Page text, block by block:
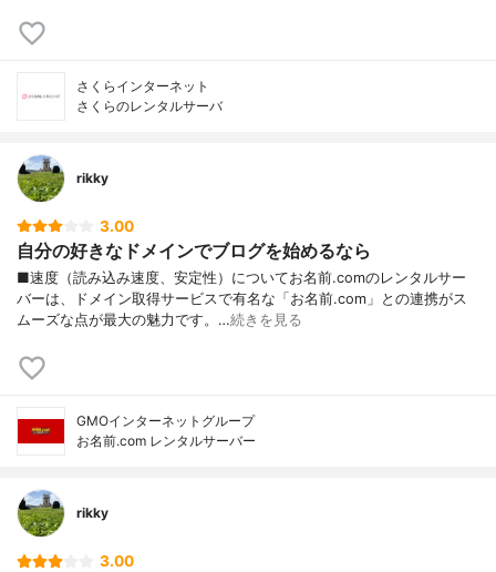
さくらインターネット
さくらのレンタルサーバ
rikky
3.00
自分の好きなドメインでブログを始めるなら
■速度（読み込み速度、安定性）についてお名前.comのレンタルサー
バーは、ドメイン取得サービスで有名な「お名前.com」との連携がス
ムーズな点が最大の魅力です。…続きを見る
GMOインターネットグループ
お名前.com レンタルサーバー
rikky
3.00